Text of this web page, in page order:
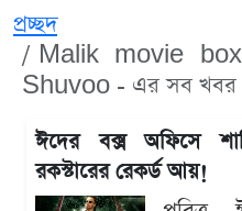
প্রচ্ছদ
Malik movie
Shuvoo - এর সব খবর
ঈদের বক্স অফিসে
রকস্টারের রেকর্ড আয়!